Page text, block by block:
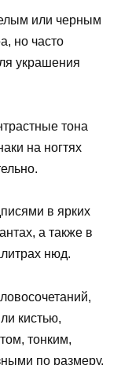
или черным
но часто
украшения
тона
на ногтях
в ярких
а также в
нюд.
кистью,
тонким,
по размеру.